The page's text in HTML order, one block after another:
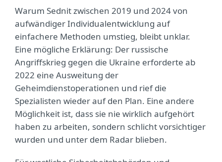
Warum Sednit zwischen 2019 und 2024 von
aufwändiger Individualentwicklung auf
einfachere Methoden umstieg, bleibt unklar.
Eine mögliche Erklärung: Der russische
Angriffskrieg gegen die Ukraine erforderte ab
2022 eine Ausweitung der
Geheimdienstoperationen und rief die
Spezialisten wieder auf den Plan. Eine andere
Möglichkeit ist, dass sie nie wirklich aufgehört
haben zu arbeiten, sondern schlicht vorsichtiger
wurden und unter dem Radar blieben.